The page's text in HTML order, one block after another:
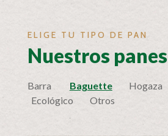
ELIGE TU TIPO DE PAN
Nuestros panes
Barra Baguette Hogaza
Ecológico
Otros